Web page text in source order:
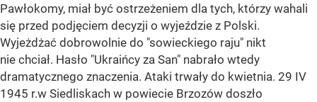
Pawłokomy, miał być ostrzeżeniem dla tych, którzy wahali
się przed podjęciem decyzji o wyjeździe z Polski.
Wyjeżdżać dobrowolnie do "sowieckiego raju" nikt
nie chciał. Hasło "Ukraińcy za San" nabrało wtedy
dramatycznego znaczenia. Ataki trwały do kwietnia. 29 IV
1945 r.w Siedliskach w powiecie Brzozów doszło